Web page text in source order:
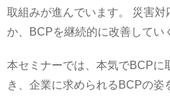
取組みが進んでいます。 災害
か、BCPを継続的に改善してい
本セミナーでは、本気でBCPに
き、企業に求められるBCPの姿